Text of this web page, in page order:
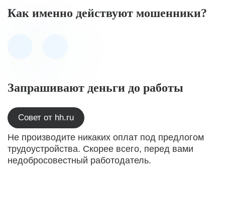
Как именно действуют мошенники?
Запрашивают деньги до работы
Совет от hh.ru
Не производите никаких оплат под предлогом
трудоустройства. Скорее всего, перед вами
недобросовестный работодатель.